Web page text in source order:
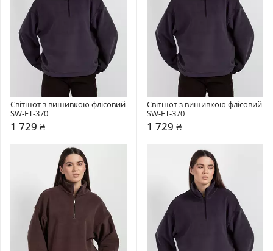
Світшот з вишивкою флісовий
SW-FT-370
1 729 ₴
Світшот з вишивкою флісовий
SW-FT-370
1 729 ₴